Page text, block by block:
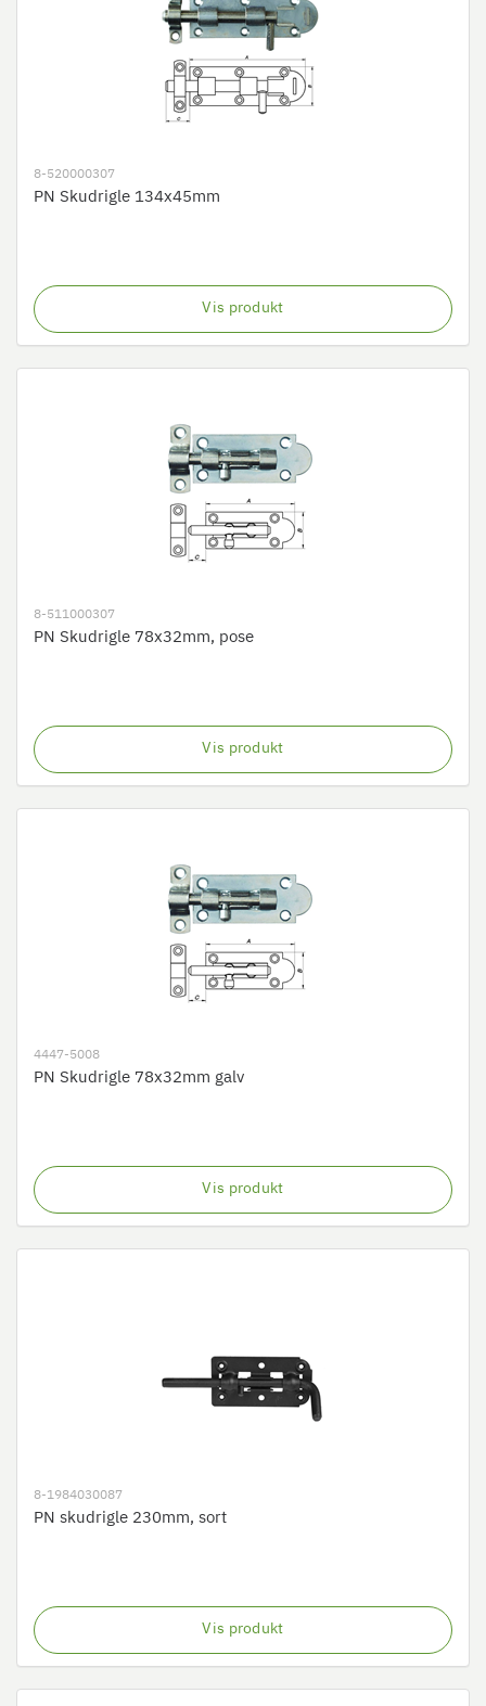
8-520000307
PN Skudrigle 134x45mm
Vis produkt
8-511000307
PN Skudrigle 78x32mm, pose
Vis produkt
4447-5008
PN Skudrigle 78x32mm galv
Vis produkt
8-1984030087
PN skudrigle 230mm, sort
Vis produkt